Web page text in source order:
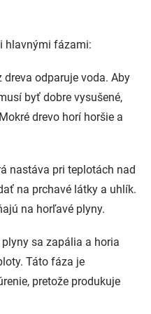
hlavnými fázami:
dreva odparuje voda. Aby
byť dobre vysušené,
drevo horí horšie a
nastáva pri teplotách nad
na prchavé látky a uhlík.
na horľavé plyny.
plyny sa zapália a horia
Táto fáza je
pretože produkuje